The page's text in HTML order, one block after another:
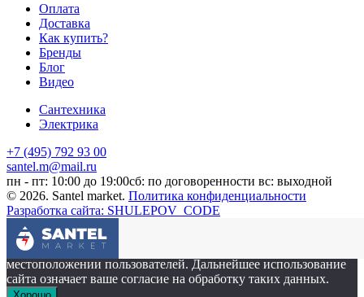
Оплата
Доставка
Как купить?
Бренды
Блог
Видео
Сантехника
Электрика
+7 (495) 792 93 00
santel.m@mail.ru
пн - пт: 10:00 до 19:00сб: по договоренности вс: выходной
© 2026. Santel market. Политика конфиденциальности
Разработка сайта: SHULEPOV_CODE
Этот сайт собирает cookie-файлы, данные об IP-адресе и
местоположении пользователей. Дальнейшее использование
сайта означает ваше согласие на обработку таких данных.